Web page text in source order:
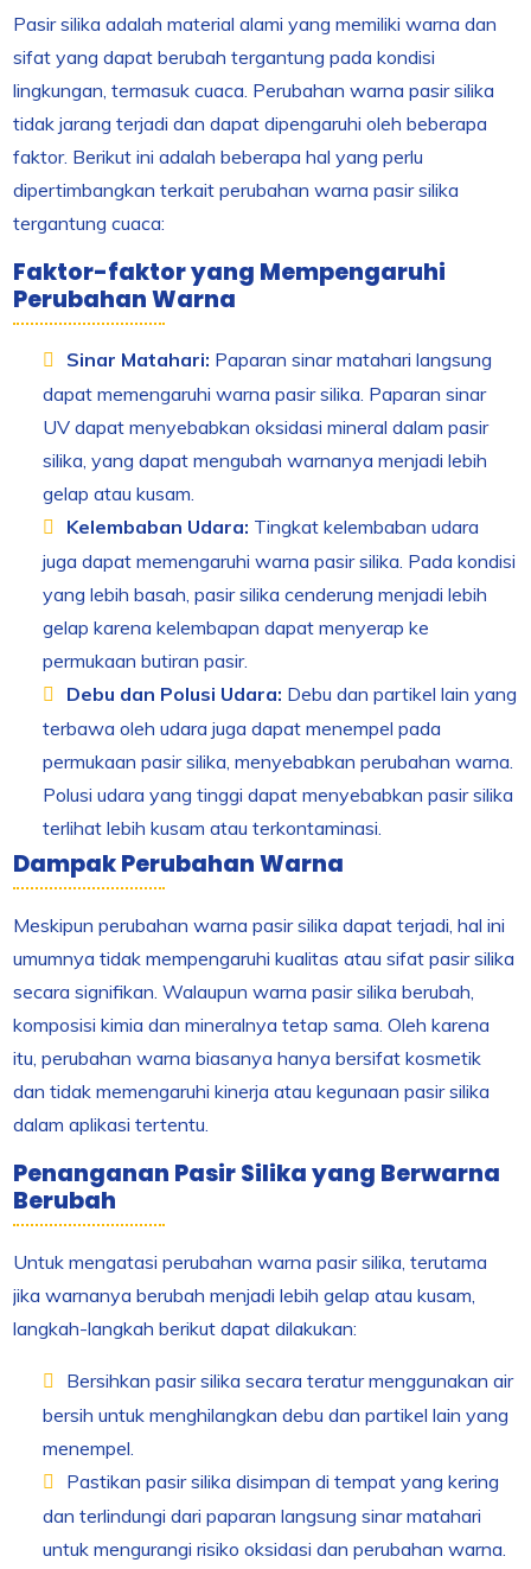
Pasir silika adalah material alami yang memiliki warna dan
sifat yang dapat berubah tergantung pada kondisi
lingkungan, termasuk cuaca. Perubahan warna pasir silika
tidak jarang terjadi dan dapat dipengaruhi oleh beberapa
faktor. Berikut ini adalah beberapa hal yang perlu
dipertimbangkan terkait perubahan warna pasir silika
tergantung cuaca:
Faktor-faktor yang Mempengaruhi
Perubahan Warna
Sinar Matahari: Paparan sinar matahari langsung
dapat memengaruhi warna pasir silika. Paparan sinar
UV dapat menyebabkan oksidasi mineral dalam pasir
silika, yang dapat mengubah warnanya menjadi lebih
gelap atau kusam.
Kelembaban Udara: Tingkat kelembaban udara
juga dapat memengaruhi warna pasir silika. Pada kondisi
yang lebih basah, pasir silika cenderung menjadi lebih
gelap karena kelembapan dapat menyerap ke
permukaan butiran pasir.
Debu dan Polusi Udara: Debu dan partikel lain yang
terbawa oleh udara juga dapat menempel pada
permukaan pasir silika, menyebabkan perubahan warna.
Polusi udara yang tinggi dapat menyebabkan pasir silika
terlihat lebih kusam atau terkontaminasi.
Dampak Perubahan Warna
Meskipun perubahan warna pasir silika dapat terjadi, hal ini
umumnya tidak mempengaruhi kualitas atau sifat pasir silika
secara signifikan. Walaupun warna pasir silika berubah,
komposisi kimia dan mineralnya tetap sama. Oleh karena
itu, perubahan warna biasanya hanya bersifat kosmetik
dan tidak memengaruhi kinerja atau kegunaan pasir silika
dalam aplikasi tertentu.
Penanganan Pasir Silika yang Berwarna
Berubah
Untuk mengatasi perubahan warna pasir silika, terutama
jika warnanya berubah menjadi lebih gelap atau kusam,
langkah-langkah berikut dapat dilakukan:
Bersihkan pasir silika secara teratur menggunakan air
bersih untuk menghilangkan debu dan partikel lain yang
menempel.
Pastikan pasir silika disimpan di tempat yang kering
dan terlindungi dari paparan langsung sinar matahari
untuk mengurangi risiko oksidasi dan perubahan warna.